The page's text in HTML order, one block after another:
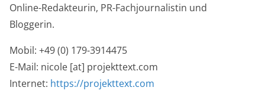
Online-Redakteurin, PR-Fachjournalistin und
Bloggerin.
Mobil: +49 (0) 179-3914475
E-Mail: nicole [at] projekttext.com
Internet: https://projekttext.com